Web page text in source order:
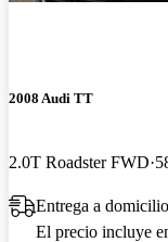
2008 Audi TT
2.0T Roadster FWD
Entrega a
El precio incluye